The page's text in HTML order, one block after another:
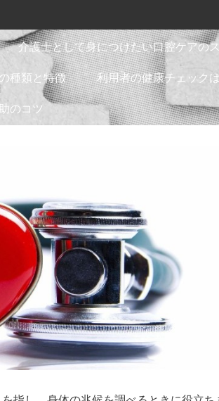
介護士として身につけたい口腔ケアの
種類と特徴
利用者の健康チェック
のコツ